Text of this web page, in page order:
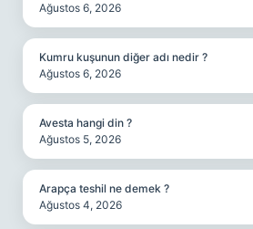
Ağustos 6, 2026
Kumru kuşunun diğer adı nedir ?
Ağustos 6, 2026
Avesta hangi din ?
Ağustos 5, 2026
Arapça teshil ne demek ?
Ağustos 4, 2026